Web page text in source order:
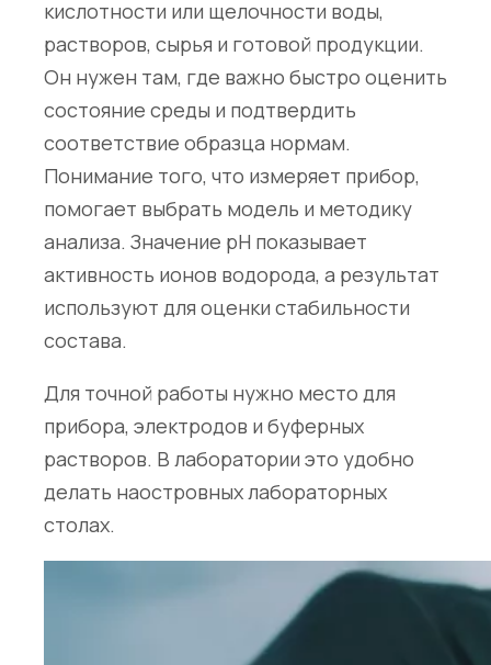
кислотности или щелочности воды,
растворов, сырья и готовой продукции.
Он нужен там, где важно быстро оценить
состояние среды и подтвердить
соответствие образца нормам.
Понимание того, что измеряет прибор,
помогает выбрать модель и методику
анализа. Значение pH показывает
активность ионов водорода, а результат
используют для оценки стабильности
состава.
Для точной работы нужно место для
прибора, электродов и буферных
растворов. В лаборатории это удобно
делать наостровных лабораторных
столах.